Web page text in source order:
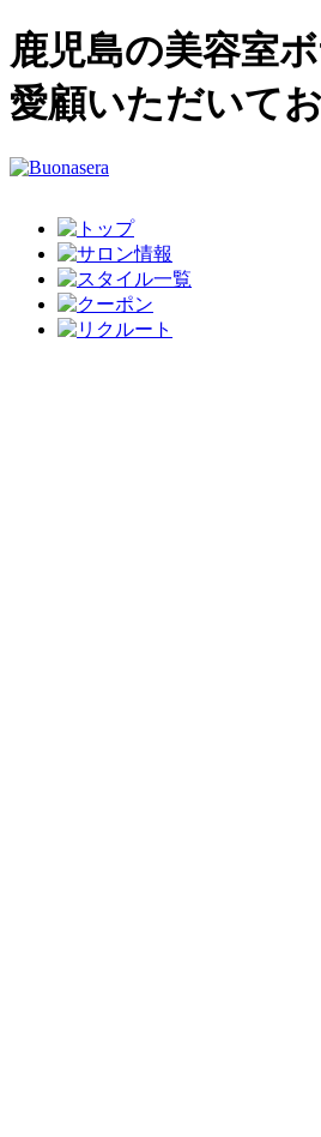
鹿児島の美容室
愛顧いただいてお